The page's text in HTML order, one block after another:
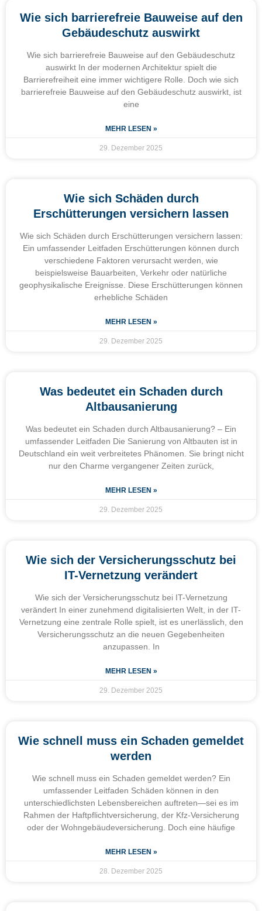
Wie sich barrierefreie Bauweise auf den
Gebäudeschutz auswirkt
Wie sich barrierefreie Bauweise auf den Gebäudeschutz
auswirkt In der modernen Architektur spielt die
Barrierefreiheit eine immer wichtigere Rolle. Doch wie sich
barrierefreie Bauweise auf den Gebäudeschutz auswirkt, ist
eine
MEHR LESEN »
29. Dezember 2025
Wie sich Schäden durch
Erschütterungen versichern lassen
Wie sich Schäden durch Erschütterungen versichern lassen:
Ein umfassender Leitfaden Erschütterungen können durch
verschiedene Faktoren verursacht werden, wie
beispielsweise Bauarbeiten, Verkehr oder natürliche
geophysikalische Ereignisse. Diese Erschütterungen können
erhebliche Schäden
MEHR LESEN »
29. Dezember 2025
Was bedeutet ein Schaden durch
Altbausanierung
Was bedeutet ein Schaden durch Altbausanierung? – Ein
umfassender Leitfaden Die Sanierung von Altbauten ist in
Deutschland ein weit verbreitetes Phänomen. Sie bringt nicht
nur den Charme vergangener Zeiten zurück,
MEHR LESEN »
29. Dezember 2025
Wie sich der Versicherungsschutz bei
IT-Vernetzung verändert
Wie sich der Versicherungsschutz bei IT-Vernetzung
verändert In einer zunehmend digitalisierten Welt, in der IT-
Vernetzung eine zentrale Rolle spielt, ist es unerlässlich, den
Versicherungsschutz an die neuen Gegebenheiten
anzupassen. In
MEHR LESEN »
29. Dezember 2025
Wie schnell muss ein Schaden gemeldet
werden
Wie schnell muss ein Schaden gemeldet werden? Ein
umfassender Leitfaden Schäden können in den
unterschiedlichsten Lebensbereichen auftreten—sei es im
Rahmen der Haftpflichtversicherung, der Kfz-Versicherung
oder der Wohngebäudeversicherung. Doch eine häufige
MEHR LESEN »
28. Dezember 2025